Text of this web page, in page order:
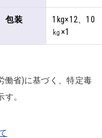
包装
1kg×12、10
㎏×1
働省)に基づく、特定毒
。